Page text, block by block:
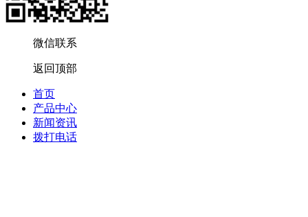
微信联系
返回顶部
首页
产品中心
新闻资讯
拨打电话